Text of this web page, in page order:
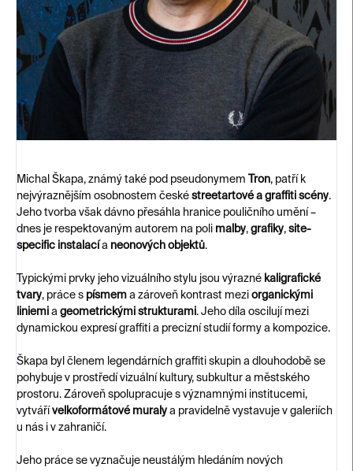
Michal Škapa, známý také pod pseudonymem Tron, patří k
nejvýraznějším osobnostem české streetartové a graffiti scény.
Jeho tvorba však dávno přesáhla hranice pouličního umění –
dnes je respektovaným autorem na poli malby, grafiky, site-
specific instalací a neonových objektů.
Typickými prvky jeho vizuálního stylu jsou výrazné kaligrafické
tvary, práce s písmem a zároveň kontrast mezi organickými
liniemi a geometrickými strukturami. Jeho díla oscilují mezi
dynamickou expresí graffiti a precizní studií formy a kompozice.
Škapa byl členem legendárních graffiti skupin a dlouhodobě se
pohybuje v prostředí vizuální kultury, subkultur a městského
prostoru. Zároveň spolupracuje s významnými institucemi,
vytváří velkoformátové muraly a pravidelně vystavuje v galeriích
u nás i v zahraničí.
Jeho práce se vyznačuje neustálým hledáním nových